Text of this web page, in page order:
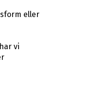
eller
vi